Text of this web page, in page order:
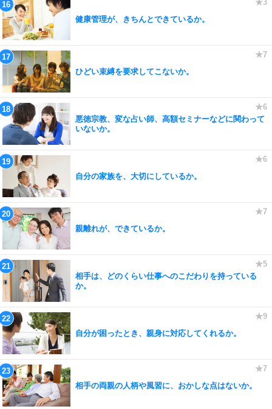
健康管理が、きちんとできているか。
ひどい束縛を要求してこないか。
悪徳宗教、変な占い師、高額セミナーなどに関わって
いないか。
自分の家族を、大切にしているか。
親離れが、できているか。
相手は、どのくらい仕事へのこだわりを持っている
か。
自分が困ったとき、親身に対応してくれるか。
相手の両親の人柄や風習に、おかしな点はないか。